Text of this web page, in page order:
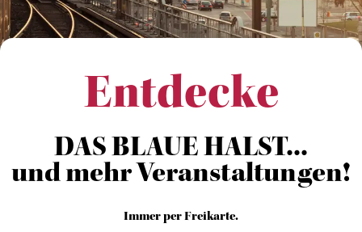
Entdecke
DAS BLAUE HALST...
und mehr Veranstaltungen!
Immer per Freikarte.